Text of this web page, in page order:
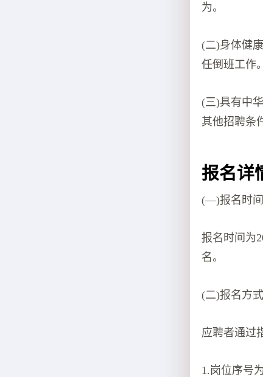
为。
(二)身体健
任倒班工作。
(三)具有中
其他招聘条
报名详
(—)报名时间
报名时间为
名。
(二)报名方式
应聘者通过
1.岗位序号